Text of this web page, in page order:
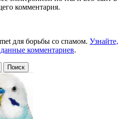
комментария.
для борьбы со спамом. Узнайте,
комментариев.